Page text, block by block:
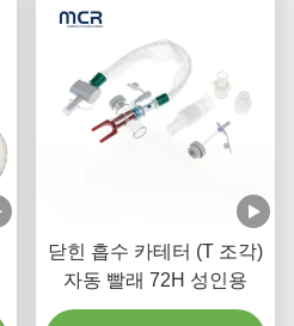
닫힌 흡수 카테터 (T 조각)
자동 빨래 72H 성인용